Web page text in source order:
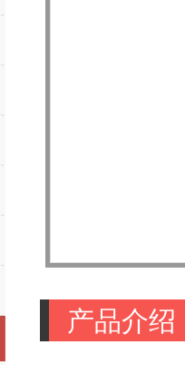
产品介绍